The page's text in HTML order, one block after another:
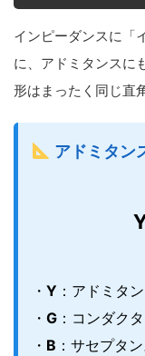
インピーダンスに「
に、アドミタンスに
形はまったく同じ直
アドミタン
・ Y ：アドミタ
・ G ：コンダク
・ B ：サセプタ